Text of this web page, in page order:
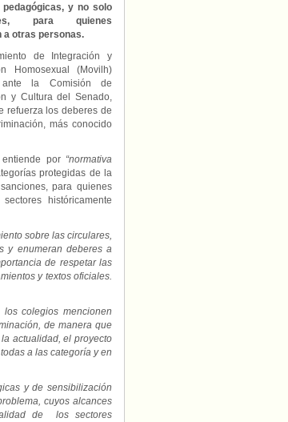
pedagógicas, y no solo
para quienes
a otras personas.
de Integración y
Homosexual (Movilh)
ante la Comisión de
y Cultura del Senado,
refuerza los deberes de
más conocido
por “normativa
protegidas de la
para quienes
históricamente
sobre las circulares,
y enumeran deberes a
de respetar las
y textos oficiales.
colegios mencionen
de manera que
actualidad, el proyecto
a las categoría y en
y de sensibilización
cuyos alcances
de los sectores